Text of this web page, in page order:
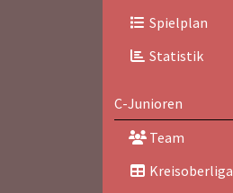
Spielplan
Statistik
C-Junioren
Team
Kreisoberliga